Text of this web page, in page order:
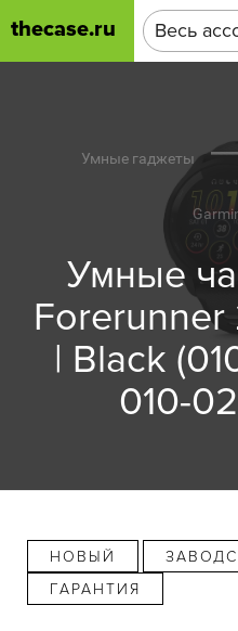
thecase.ru Весь
Умные гаджеты
Умные
| Black
010-
НОВЫЙ
ГАРАНТИЯ